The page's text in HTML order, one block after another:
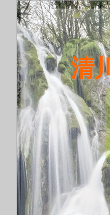
清川